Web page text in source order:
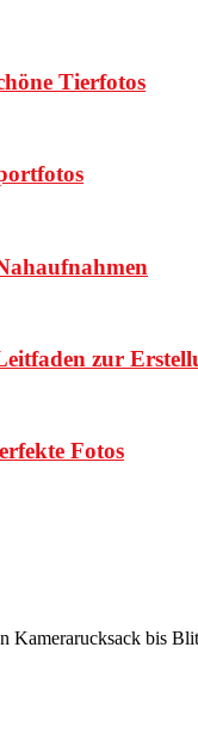
Tierfotos
zur
Fotos
Kamerarucksack bis